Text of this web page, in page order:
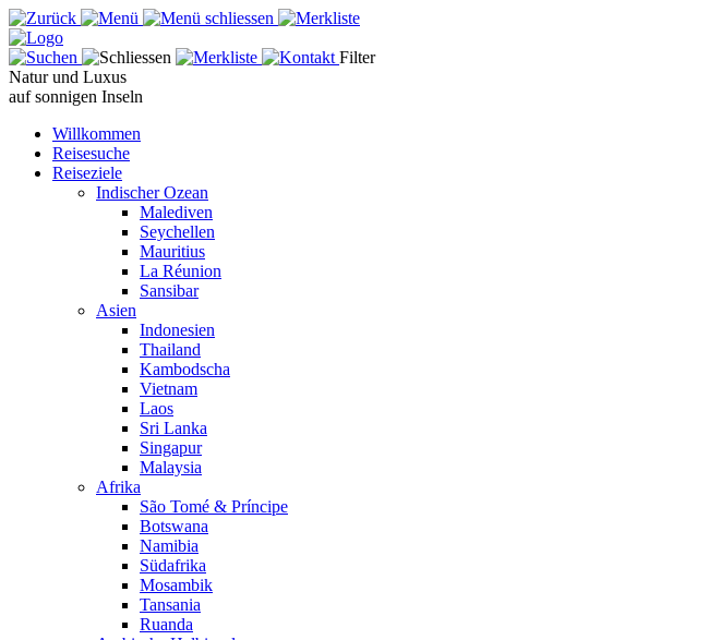
Filter
Natur und Luxus
auf sonnigen Inseln
Willkommen
Reisesuche
Reiseziele
Indischer Ozean
Malediven
Seychellen
Mauritius
La Réunion
Sansibar
Asien
Indonesien
Thailand
Kambodscha
Vietnam
Laos
Sri Lanka
Singapur
Malaysia
Afrika
São Tomé & Príncipe
Botswana
Namibia
Südafrika
Mosambik
Tansania
Ruanda